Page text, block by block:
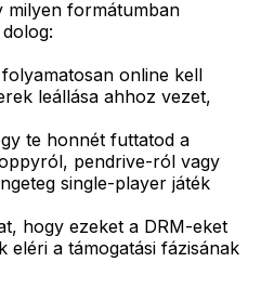
milyen formátumban
online kell
leállása ahhoz vezet,
te honnét futtatod a
pendrive-ról vagy
single-player játék
hogy ezeket a DRM-eket
eléri a támogatási fázisának